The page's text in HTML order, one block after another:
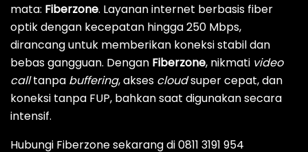
mata: Fiberzone. Layanan internet berbasis fiber
optik dengan kecepatan hingga 250 Mbps,
dirancang untuk memberikan koneksi stabil dan
bebas gangguan. Dengan Fiberzone, nikmati video
calltanpa buffering, akses cloudsuper cepat, dan
koneksi tanpa FUP, bahkan saat digunakan secara
intensif.
Hubungi Fiberzone sekarang di 0811 3191 954